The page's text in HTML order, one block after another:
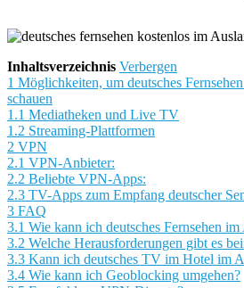
Inhaltsverzeichnis Verbergen
1 Möglichkeiten, um deutsches
schauen
1.1 Mediatheken und Live TV
1.2 Streaming-Plattformen
2 VPN
2.1 VPN-Anbieter:
2.2 Beliebte VPN-Apps:
2.3 TV-Apps zum Empfang deutscher
3 FAQ
3.1 Wie kann ich deutsches Fernsehen im
3.2 Welche Herausforderungen gibt es
3.3 Kann ich deutsches TV im Hotel im
3.4 Wie kann ich Geoblocking umgehen?